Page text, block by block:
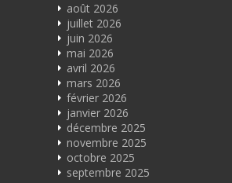
août 2026
juillet 2026
juin 2026
mai 2026
avril 2026
mars 2026
février 2026
janvier 2026
décembre 2025
novembre 2025
octobre 2025
septembre 2025